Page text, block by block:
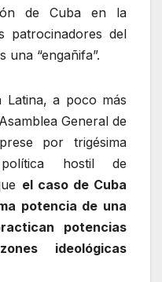
de Cuba en la
patrocinadores del
“engañifa”.
Latina, a poco más
General de
por trigésima
hostil de
el caso de Cuba
potencia de una
potencias
ideológicas